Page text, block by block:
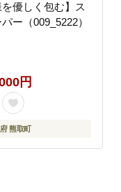
優しく包む】ス
パー（009_5222）
円
熊取町